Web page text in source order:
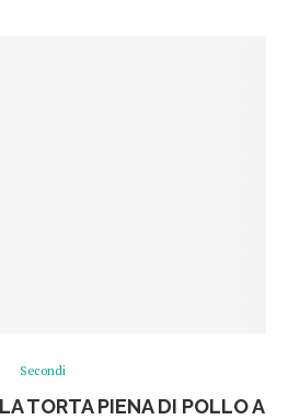
Secondi
TORTA PIENA DI POLLO A